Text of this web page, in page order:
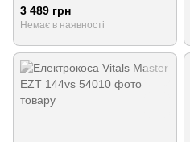
3 489 грн
Немає в наявності